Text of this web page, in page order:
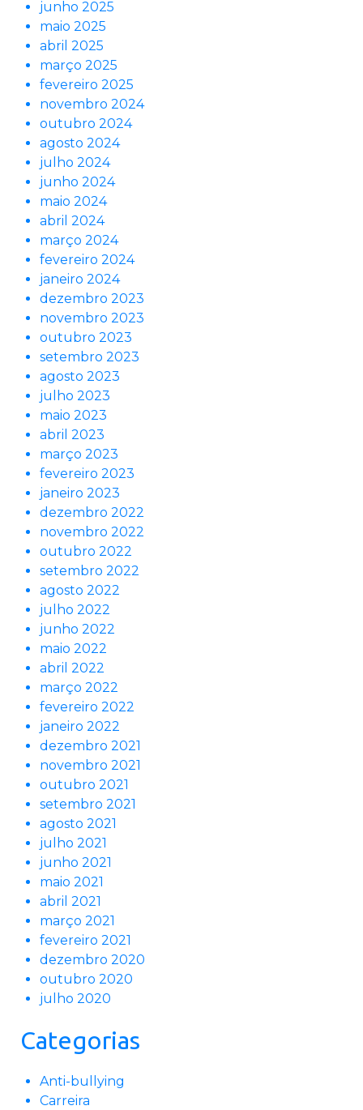
junho 2025
maio 2025
abril 2025
março 2025
fevereiro 2025
novembro 2024
outubro 2024
agosto 2024
julho 2024
junho 2024
maio 2024
abril 2024
março 2024
fevereiro 2024
janeiro 2024
dezembro 2023
novembro 2023
outubro 2023
setembro 2023
agosto 2023
julho 2023
maio 2023
abril 2023
março 2023
fevereiro 2023
janeiro 2023
dezembro 2022
novembro 2022
outubro 2022
setembro 2022
agosto 2022
julho 2022
junho 2022
maio 2022
abril 2022
março 2022
fevereiro 2022
janeiro 2022
dezembro 2021
novembro 2021
outubro 2021
setembro 2021
agosto 2021
julho 2021
junho 2021
maio 2021
abril 2021
março 2021
fevereiro 2021
dezembro 2020
outubro 2020
julho 2020
Categorias
Anti-bullying
Carreira